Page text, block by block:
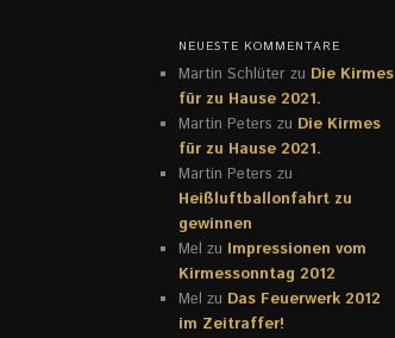
NEUESTE KOMMENTARE
Martin Schlüter zu Die Kirmes
für zu Hause 2021.
Martin Peters zu Die Kirmes
für zu Hause 2021.
Martin Peters zu
Heißluftballonfahrt zu
gewinnen
Mel zu Impressionen vom
Kirmessonntag 2012
Mel zu Das Feuerwerk 2012
im Zeitraffer!